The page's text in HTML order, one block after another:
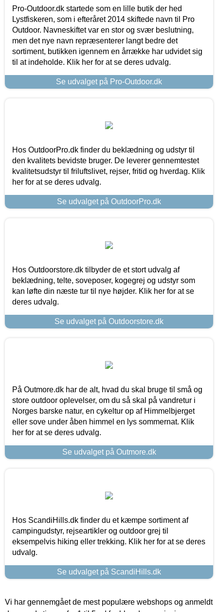
Pro-Outdoor.dk startede som en lille butik der hed
Lystfiskeren, som i efteråret 2014 skiftede navn til Pro
Outdoor. Navneskiftet var en stor og svær beslutning,
men det nye navn repræsenterer langt bedre det
sortiment, butikken igennem en årrække har udvidet sig
til at indeholde. Klik her for at se deres udvalg.
Se udvalget på Pro-Outdoor.dk
Hos OutdoorPro.dk finder du beklædning og udstyr til
den kvalitets bevidste bruger. De leverer gennemtestet
kvalitetsudstyr til friluftslivet, rejser, fritid og hverdag. Klik
her for at se deres udvalg.
Se udvalget på OutdoorPro.dk
Hos Outdoorstore.dk tilbyder de et stort udvalg af
beklædning, telte, soveposer, kogegrej og udstyr som
kan løfte din næste tur til nye højder. Klik her for at se
deres udvalg.
Se udvalget på Outdoorstore.dk
På Outmore.dk har de alt, hvad du skal bruge til små og
store outdoor oplevelser, om du så skal på vandretur i
Norges barske natur, en cykeltur op af Himmelbjerget
eller sove under åben himmel en lys sommernat. Klik
her for at se deres udvalg.
Se udvalget på Outmore.dk
Hos ScandiHills.dk finder du et kæmpe sortiment af
campingudstyr, rejseartikler og outdoor grej til
eksempelvis hiking eller trekking. Klik her for at se deres
udvalg.
Se udvalget på ScandiHills.dk
Vi har gennemgået de mest populære webshops og anmeldt